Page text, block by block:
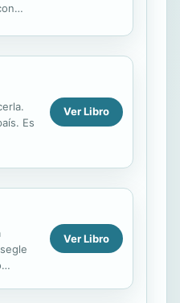
Es
Ver Libro
Ver Libro